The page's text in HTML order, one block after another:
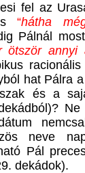
fel az
“hátha
Pálnál
ötször annyi
racionális
hat Pálra
és a
neve
Pál
dekádok).